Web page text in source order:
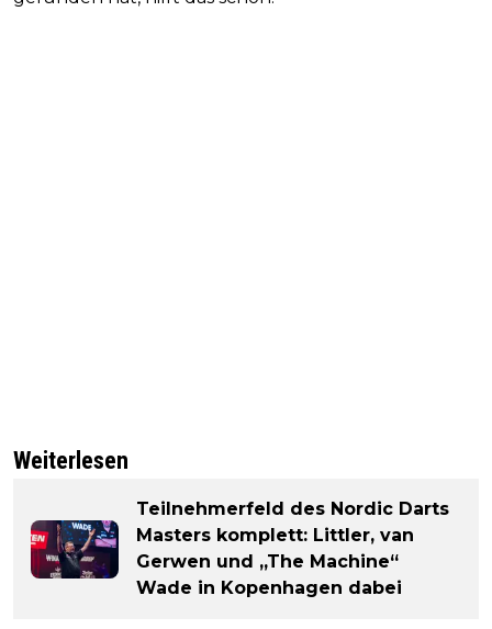
Weiterlesen
Teilnehmerfeld des Nordic Darts
Masters komplett: Littler, van
Gerwen und „The Machine“
Wade in Kopenhagen dabei